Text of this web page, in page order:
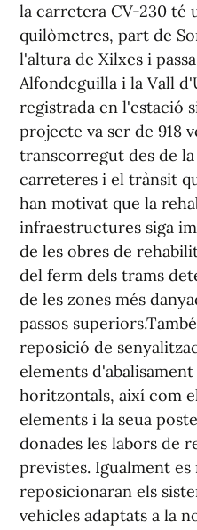
la carretera CV-230 té
quilòmetres, part de
l'altura de Xilxes i
Alfondeguilla i la Vall
registrada en l'estació
projecte va ser de 918
transcorregut des de
carreteres i el trànsit
han motivat que la
infraestructures siga
de les obres de
del ferm dels trams
de les zones més
passos
reposició de
elements
horitzontals, així com
elements i la seua
donades les labors de
previstes. Igualment
reposicionaran els
vehicles adaptats a la